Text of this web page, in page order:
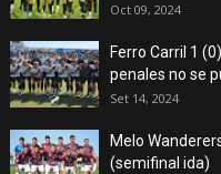
Oct 09, 2024
Ferro Carril 1
penales no se
Set 14, 2024
Melo
(semifinal ida)